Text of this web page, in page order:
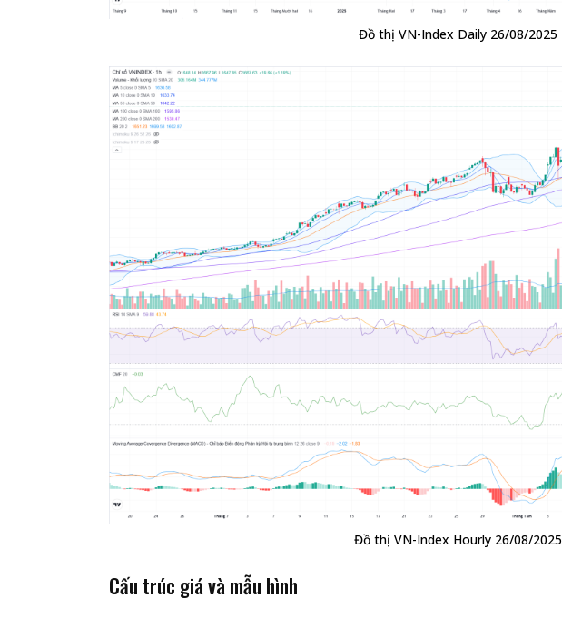
Đồ thị VN-Index Daily 26/08/2025
Đồ thị VN-Index Hourly 26/08/2025
Cấu trúc giá và mẫu hình